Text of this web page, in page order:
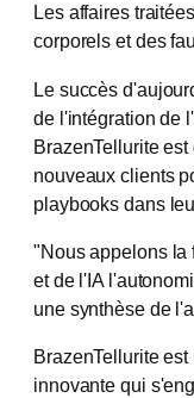
Les affaires
corporels et des
Le succès
de l'intégration de
BrazenTellurite
nouveaux clients
playbooks dans
"Nous appelons la
et de l'IA
une synthèse de
BrazenTellurite
innovante qui